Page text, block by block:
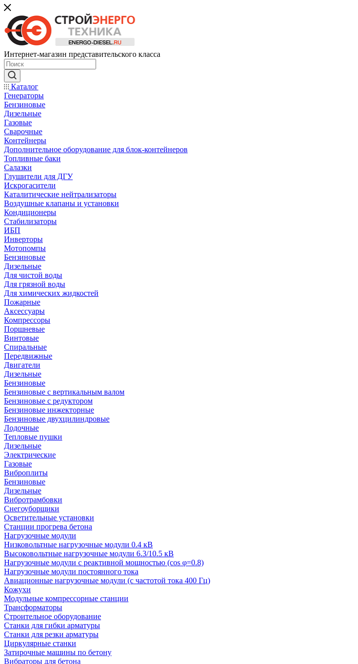
Интернет-магазин представительского класса
Каталог
Генераторы
Бензиновые
Дизельные
Газовые
Сварочные
Контейнеры
Дополнительное оборудование для блок-контейнеров
Топливные баки
Салазки
Глушители для ДГУ
Искрогасители
Каталитические нейтрализаторы
Воздушные клапаны и установки
Кондиционеры
Стабилизаторы
ИБП
Инверторы
Мотопомпы
Бензиновые
Дизельные
Для чистой воды
Для грязной воды
Для химических жидкостей
Пожарные
Аксессуары
Компрессоры
Поршневые
Винтовые
Спиральные
Передвижные
Двигатели
Дизельные
Бензиновые
Бензиновые с вертикальным валом
Бензиновые с редуктором
Бензиновые инжекторные
Бензиновые двухцилиндровые
Лодочные
Тепловые пушки
Дизельные
Электрические
Газовые
Виброплиты
Бензиновые
Дизельные
Вибротрамбовки
Снегоуборщики
Осветительные установки
Станции прогрева бетона
Нагрузочные модули
Низковольтные нагрузочные модули 0.4 кВ
Высоковольтные нагрузочные модули 6.3/10.5 кВ
Нагрузочные модули с реактивной мощностью (cos φ=0.8)
Нагрузочные модули постоянного тока
Авиационные нагрузочные модули (с частотой тока 400 Гц)
Кожухи
Модульные компрессорные станции
Трансформаторы
Строительное оборудование
Станки для гибки арматуры
Станки для резки арматуры
Циркулярные станки
Затирочные машины по бетону
Вибраторы для бетона